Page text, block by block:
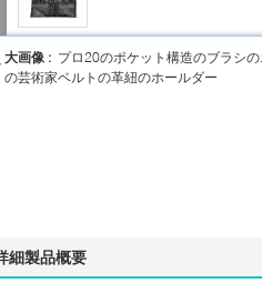
大画像 : プロ20のポケット構造のブラシ
の芸術家ベルトの革紐のホールダー
細製品概要